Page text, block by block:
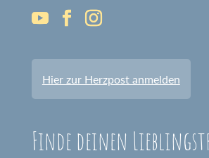
Hier zur Herzpost anmelden
Finde deinen